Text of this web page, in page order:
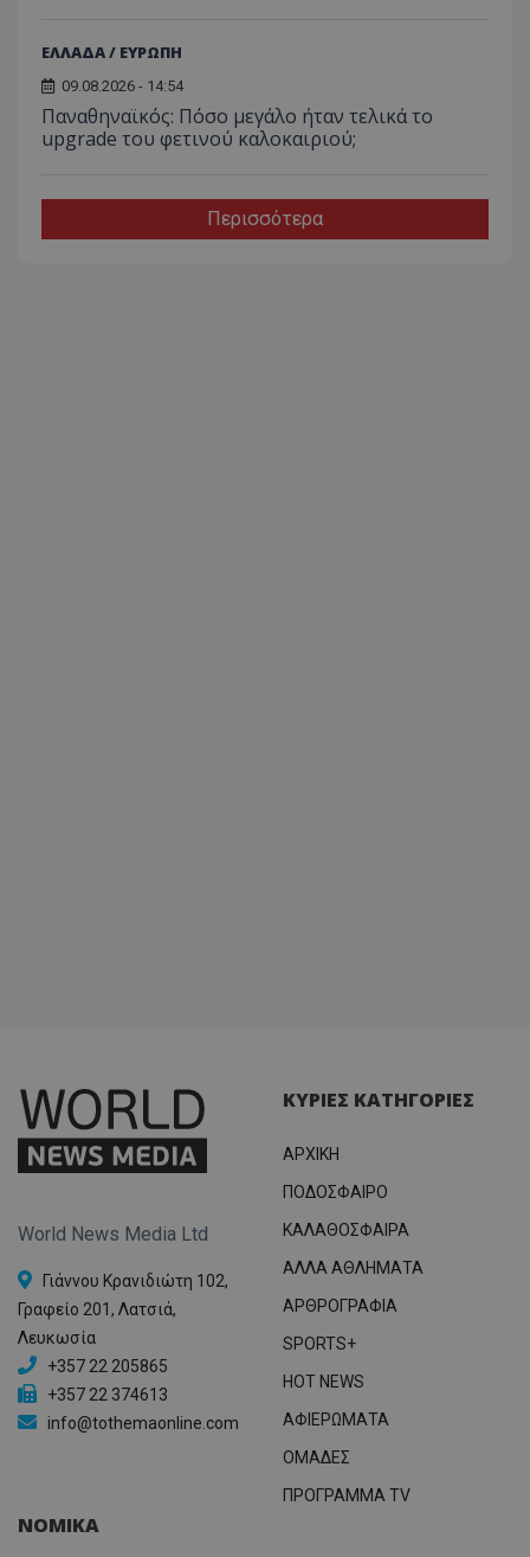
ΕΛΛΑΔΑ / ΕΥΡΩΠΗ
09.08.2026 - 14:54
Παναθηναϊκός: Πόσο μεγάλο ήταν τελικά το
upgrade του φετινού καλοκαιριού;
Περισσότερα
World News Media Ltd
Γιάννου Κρανιδιώτη 102,
Γραφείο 201, Λατσιά,
Λευκωσία
+357 22 205865
+357 22 374613
info@tothemaonline.com
ΚΥΡΙΕΣ ΚΑΤΗΓΟΡΙΕΣ
ΑΡΧΙΚΗ
ΠΟΔΟΣΦΑΙΡΟ
ΚΑΛΑΘΟΣΦΑΙΡΑ
ΑΛΛΑ ΑΘΛΗΜΑΤΑ
ΑΡΘΡΟΓΡΑΦΙΑ
SPORTS+
HOT NEWS
ΑΦΙΕΡΩΜΑΤΑ
ΟΜΑΔΕΣ
ΠΡΟΓΡΑΜΜΑ TV
ΝΟΜΙΚΑ